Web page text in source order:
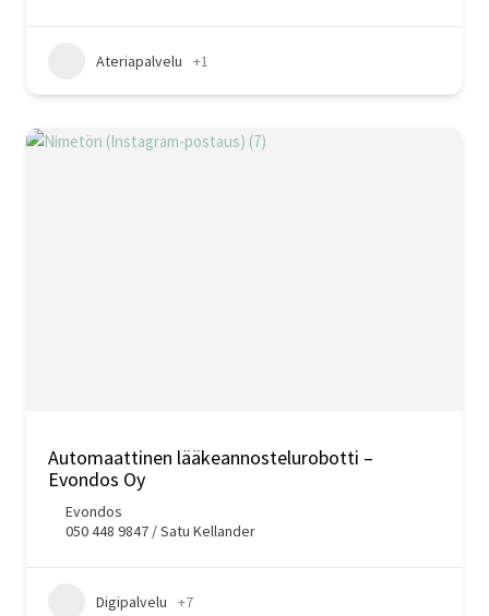
Ateriapalvelu +1
Automaattinen lääkeannostelurobotti –
Evondos Oy
Evondos
050 448 9847 / Satu Kellander
Digipalvelu +7